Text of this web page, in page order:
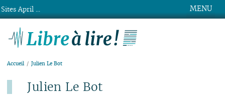
MENU
Accueil Julien Le Bot
Julien Le Bot
Sites April ...